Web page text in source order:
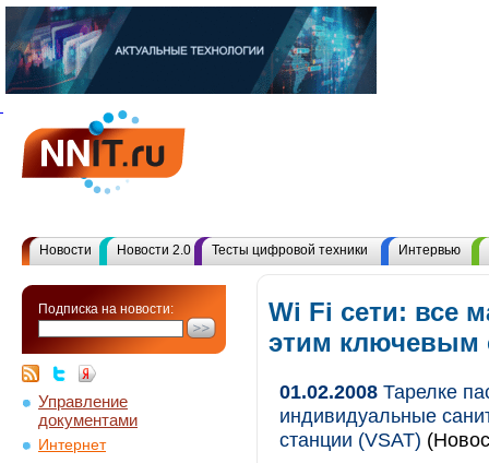
Новости Новости 2.0 Тесты цифровой техники Интервью
Подписка на новости:
Управление
документами
Интернет
Wi Fi сети: все
этим ключевым
01.02.2008 Тарелке
индивидуальные
станции (VSAT)